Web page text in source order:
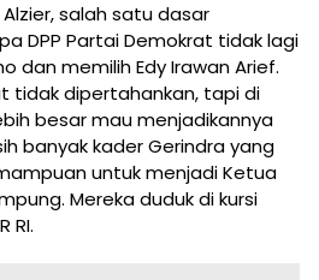
salah satu dasar
DPP Partai Demokrat tidak lagi
dan memilih Edy Irawan Arief.
tidak dipertahankan, tapi di
besar mau menjadikannya
banyak kader Gerindra yang
untuk menjadi Ketua
Mereka duduk di kursi
RI.